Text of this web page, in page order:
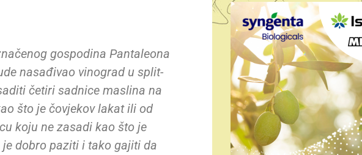
gospodina Pantaleona
nasađivao vinograd u split­
četiri sadnice maslina na
što je čovjekov lakat ili od
koju ne zasadi kao što je
dobro paziti i tako gajiti da